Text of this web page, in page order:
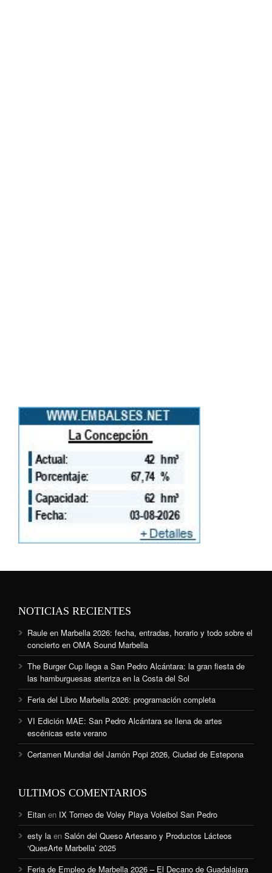
NOTICIAS RECIENTES
Raule en Marbella 2026: fecha, entradas, horario y todo sobre el
concierto en OMA Sound Marbella
The Burger Cup llega a San Pedro Alcántara: la gran fiesta de
las hamburguesas aterriza en la Costa del Sol
Feria del Libro Marbella 2026: programación completa
VI Edición MAE: San Pedro Alcántara se llena de artes
escénicas este verano
Certamen Mundial del Jamón Popi 2026, Ciudad de Estepona
ULTIMOS COMENTARIOS
Eitan en IX Torneo de Voley Playa Voleibol San Pedro
esty la en Salón del Queso Artesano y Productos Lácteos
‘QuesArte Marbella’ 2025
Feria de Empleo de Marbella 2026 – El Decano de Guadalajara